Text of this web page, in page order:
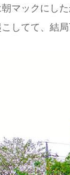
マックにし
してて、結